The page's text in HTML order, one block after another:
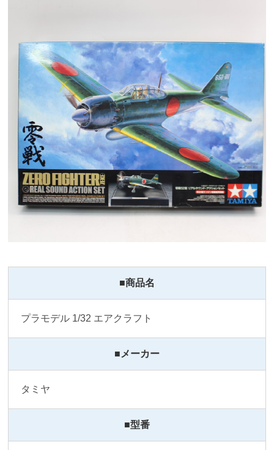
■商品名
プラモデル 1/32 エアクラフト
■メーカー
タミヤ
■型番